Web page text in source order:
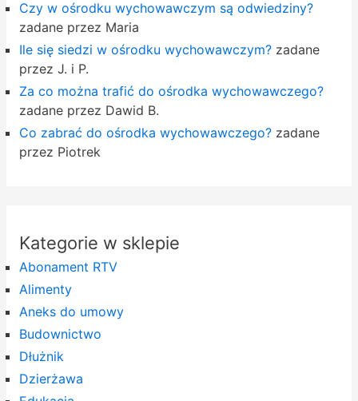
Czy w ośrodku wychowawczym są odwiedziny?
zadane przez Maria
Ile się siedzi w ośrodku wychowawczym?zadane
przez J. i P.
Za co można trafić do ośrodka wychowawczego?
zadane przez Dawid B.
Co zabrać do ośrodka wychowawczego?zadane
przez Piotrek
Kategorie w sklepie
Abonament RTV
Alimenty
Aneks do umowy
Budownictwo
Dłużnik
Dzierżawa